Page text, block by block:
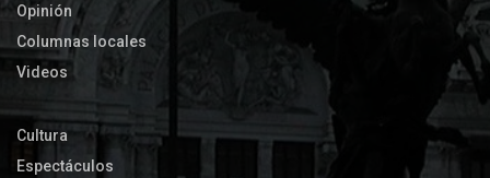
Opinión
Columnas locales
Videos
Cultura
Espectáculos